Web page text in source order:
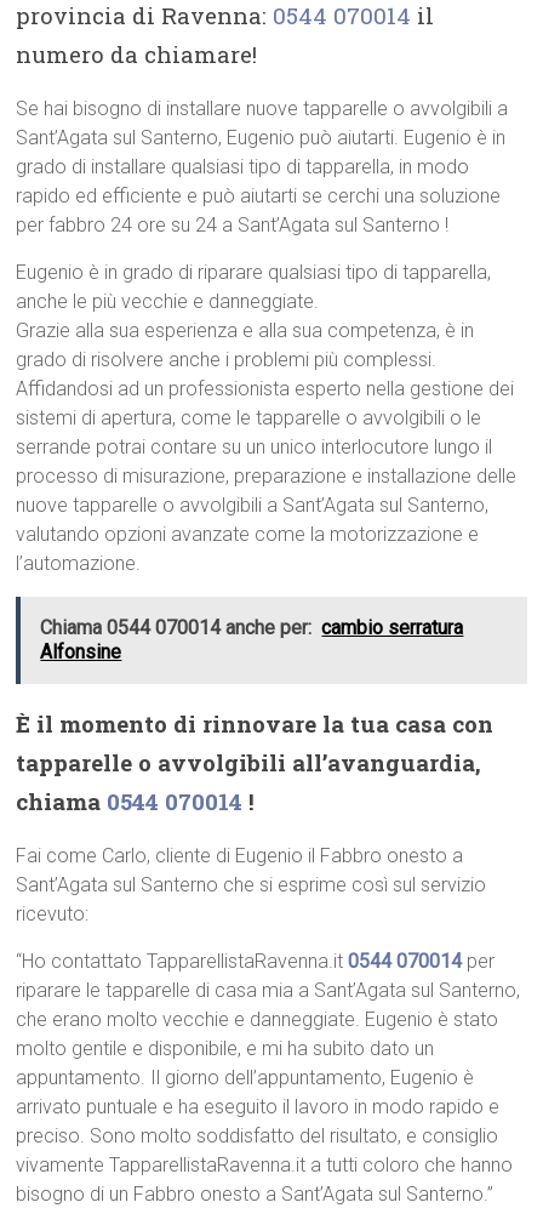
provincia di Ravenna: 0544 070014 il
numero da chiamare!
Se hai bisogno di installare nuove tapparelle o avvolgibili a
Sant’Agata sul Santerno, Eugenio può aiutarti. Eugenio è in
grado di installare qualsiasi tipo di tapparella, in modo
rapido ed efficiente e può aiutarti se cerchi una soluzione
per fabbro 24 ore su 24 a Sant’Agata sul Santerno !
Eugenio è in grado di riparare qualsiasi tipo di tapparella,
anche le più vecchie e danneggiate.
Grazie alla sua esperienza e alla sua competenza, è in
grado di risolvere anche i problemi più complessi.
Affidandosi ad un professionista esperto nella gestione dei
sistemi di apertura, come le tapparelle o avvolgibili o le
serrande potrai contare su un unico interlocutore lungo il
processo di misurazione, preparazione e installazione delle
nuove tapparelle o avvolgibili a Sant’Agata sul Santerno,
valutando opzioni avanzate come la motorizzazione e
l’automazione.
Chiama 0544 070014 anche per: cambio serratura
Alfonsine
È il momento di rinnovare la tua casa con
tapparelle o avvolgibili all’avanguardia,
chiama 0544 070014 !
Fai come Carlo, cliente di Eugenio il Fabbro onesto a
Sant’Agata sul Santerno che si esprime così sul servizio
ricevuto:
“Ho contattato TapparellistaRavenna.it0544 070014per
riparare le tapparelle di casa mia a Sant’Agata sul Santerno,
che erano molto vecchie e danneggiate. Eugenio è stato
molto gentile e disponibile, e mi ha subito dato un
appuntamento. Il giorno dell’appuntamento, Eugenio è
arrivato puntuale e ha eseguito il lavoro in modo rapido e
preciso. Sono molto soddisfatto del risultato, e consiglio
vivamente TapparellistaRavenna.it a tutti coloro che hanno
bisogno di un Fabbro onesto a Sant’Agata sul Santerno.”